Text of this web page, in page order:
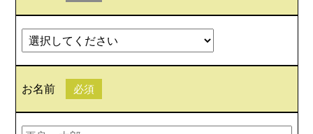
お名前 必須